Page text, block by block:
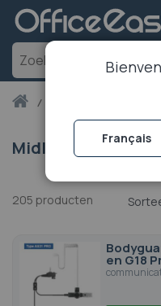
Thuis
Midland
205 producten
en G18
Français